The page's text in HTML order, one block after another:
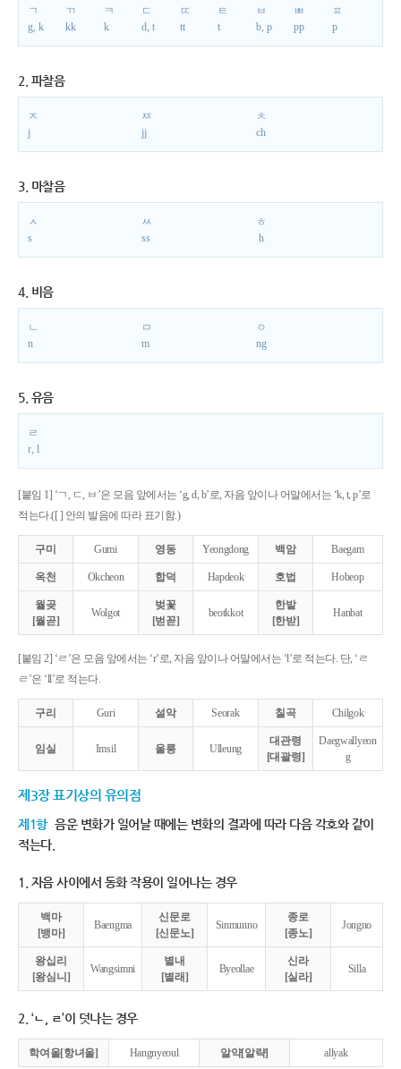
ㄱ
g, k
ㄲ
kk
ㅋ
k
ㄷ
d, t
ㄸ
tt
ㅌ
t
ㅂ
b, p
ㅃ
pp
ㅍ
p
2. 파찰음
ㅈ
j
ㅉ
jj
ㅊ
ch
3. 마찰음
ㅅ
s
ㅆ
ss
ㅎ
h
4. 비음
ㄴ
n
ㅁ
m
ㅇ
ng
5. 유음
ㄹ
r, l
[붙임 1] ‘ㄱ, ㄷ, ㅂ’은 모음 앞에서는 ‘g, d, b’로, 자음 앞이나 어말에서는 ‘k, t, p’로
적는다.([ ] 안의 발음에 따라 표기함.)
구미 Gumi 영동 Yeongdong 백암 Baegam
옥천 Okcheon 합덕 Hapdeok 호법 Hobeop
월곶
[월곧]
Wolgot
벚꽃
[벋꼳]
beotkkot
한밭
[한받]
Hanbat
[붙임 2] ‘ㄹ’은 모음 앞에서는 ‘r’로, 자음 앞이나 어말에서는 ‘l’로 적는다. 단, ‘ㄹ
ㄹ’은 ‘ll’로 적는다.
구리 Guri 설악 Seorak 칠곡 Chilgok
임실 Imsil 울릉 Ulleung
대관령
[대괄령]
Daegwallyeon
g
제3장 표기상의 유의점
제1항 음운 변화가 일어날 때에는 변화의 결과에 따라 다음 각호와 같이
적는다.
1. 자음 사이에서 동화 작용이 일어나는 경우
백마
[뱅마]
Baengma
신문로
[신문노]
Sinmunno
종로
[종노]
Jongno
왕십리
[왕심니]
Wangsimni
별내
[별래]
Byeollae
신라
[실라]
Silla
2. ‘ㄴ, ㄹ’이 덧나는 경우
학여울[항녀울] Hangnyeoul 알약[알략] allyak